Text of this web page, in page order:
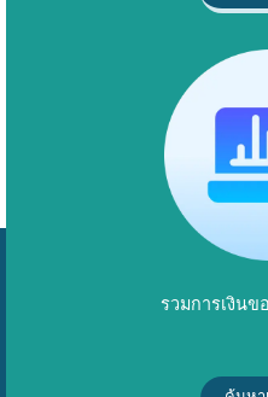
รวมการเงินข